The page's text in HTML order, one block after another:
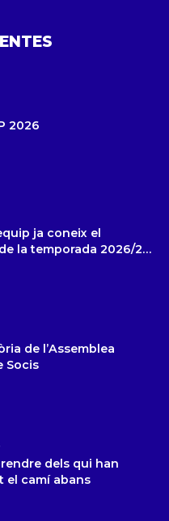
2026
ja coneix el
la temporada 2026/27
de l’Assemblea
Socis
dels qui han
el camí abans